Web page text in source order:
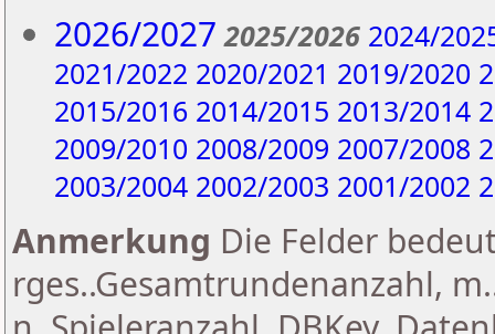
2026/2027 2025/2026 2024/
2021/2022 2020/2021 2019/2020
2015/2016 2014/2015 2013/2014
2009/2010 2008/2009 2007/2008
2003/2004 2002/2003 2001/2002
Anmerkung Die Felder
rges..Gesamtrundenanzahl,